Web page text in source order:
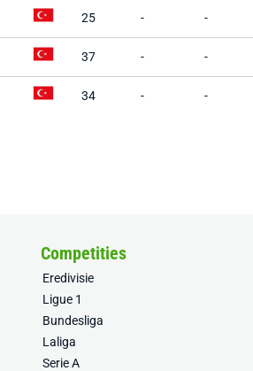
25 - -
37 - -
34 - -
Competities
Eredivisie
Ligue 1
Bundesliga
Laliga
Serie A